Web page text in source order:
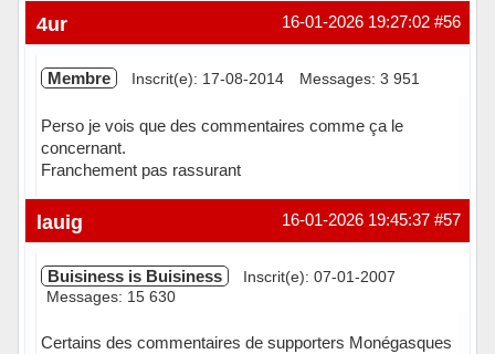
Hors ligne #56
16-01-2026 19:27:02
4ur
Membre Inscrit(e): 17-08-2014 Messages: 3 951
Perso je vois que des commentaires comme ça le
concernant.
Franchement pas rassurant
Hors ligne #57
16-01-2026 19:45:37
lauig
Buisiness is Buisiness
Inscrit(e): 07-01-2007
Messages: 15 630
Certains des commentaires de supporters Monégasques